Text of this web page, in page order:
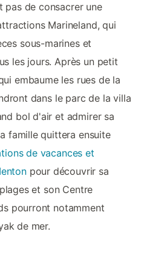
pas de consacrer une
Marineland, qui
sous-marines et
les jours. Après un petit
embaume les rues de la
dans le parc de la villa
bol d'air et admirer sa
famille quittera ensuite
de vacances et
pour découvrir sa
et son Centre
pourront notamment
de mer.